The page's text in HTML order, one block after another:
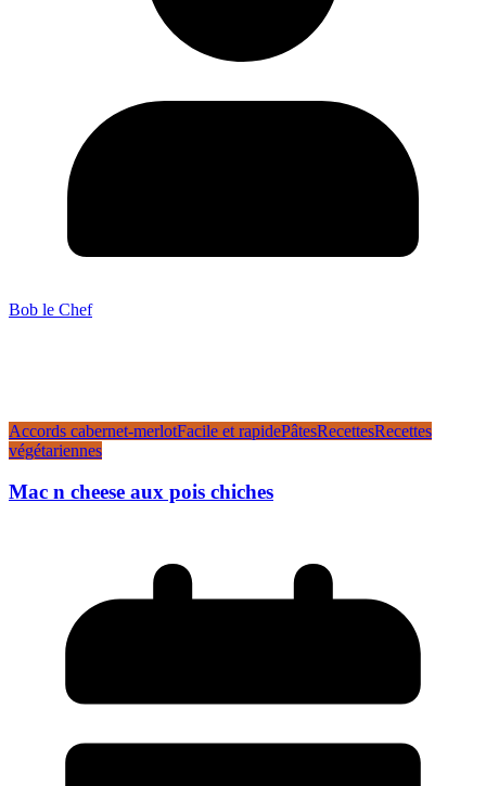
Bob le Chef
Accords cabernet-merlotFacile et rapidePâtesRecettesRecettes
végétariennes
Mac n cheese aux pois chiches